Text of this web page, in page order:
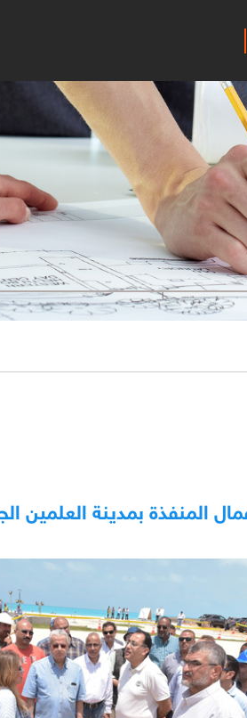
المنفذة بمدينة العلمين